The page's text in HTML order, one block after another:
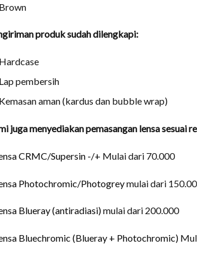
produk sudah dilengkapi:
pembersih
aman (kardus dan bubble wrap)
juga menyediakan pemasangan lensa sesuai
CRMC/Supersin -/+ Mulai dari 70.000
Photochromic/Photogreymulai dari
Blueray (antiradiasi)mulai dari 200.000
Bluechromic (Blueray + Photochromic)